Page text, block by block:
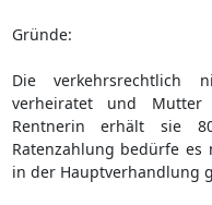
Gründe:
Die verkehrsrechtlich
verheiratet und Mutter
Rentnerin erhält sie
Ratenzahlung bedürfe
in der Hauptverhandlung